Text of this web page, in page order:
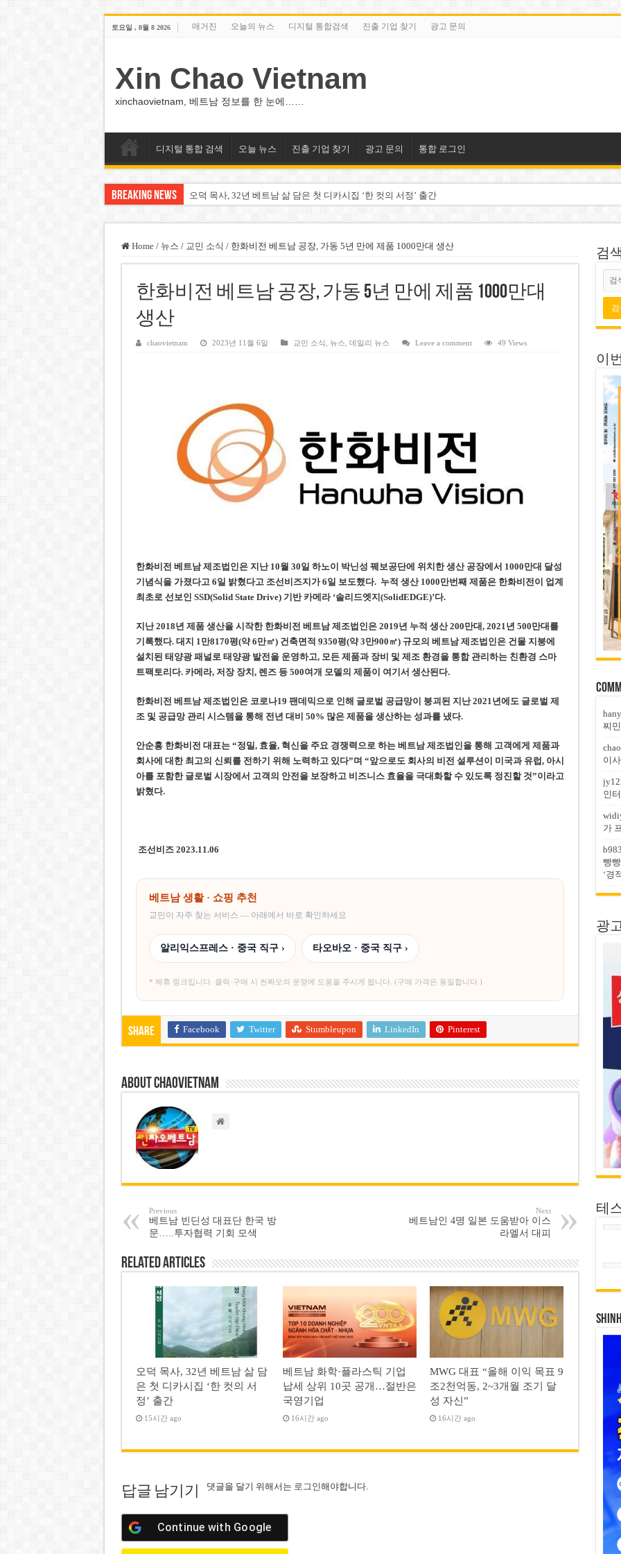
토요일 , 8월 8 2026 매거진 오늘의 뉴스 디지털 통합검색 진출 기업 찾기 광고 문의
Xin Chao Vietnam
xinchaovietnam, 베트남 정보를 한 눈에……
디지털 통합 검색 오늘 뉴스 진출 기업 찾기 광고 문의 통합 로그인
Breaking News 오덕 목사, 32년 베트남 삶 담은 첫 디카시집 ‘한 컷의 서정’ 출간
MWG 대표 “올해 이익 목표 9조2천억동, 2~3개월 조기 달성 자신”
FIFA 인판티노 회장, 유럽 축구계·북미 정치권 불신임 압박 직면
미화원 쪽방 휴게실 논란…허리도 못 펴는 열악한 환경
우크라이나 전황 1,623일: 키이우, 탄도미사일 요격 실패…드론, 모스크바 집중 공격
조세심판원, 배우 유연석 30억 세금 불복 청구 기각
Home / 뉴스 / 교민 소식 / 한화비전 베트남 공장, 가동 5년 만에 제품 1000만대 생산
한화비전 베트남 공장, 가동 5년 만에 제품 1000만대
생산
chaovietnam 2023년 11월 6일 교민 소식 뉴스 데일리 뉴스 Leave a comment 49 Views
한화비전 베트남 제조법인은 지난 10월 30일 하노이 박닌성 꿰보공단에 위치한 생산 공장에서 1000만대 달성
기념식을 가졌다고 6일 밝혔다고 조선비즈지가 6일 보도했다. 누적 생산 1000만번째 제품은 한화비전이 업계
최초로 선보인 SSD(Solid State Drive) 기반 카메라 ‘솔리드엣지(SolidEDGE)’다.
지난 2018년 제품 생산을 시작한 한화비전 베트남 제조법인은 2019년 누적 생산 200만대, 2021년 500만대를
기록했다. 대지 1만8170평(약 6만㎡) 건축면적 9350평(약 3만900㎡) 규모의 베트남 제조법인은 건물 지붕에
설치된 태양광 패널로 태양광 발전을 운영하고, 모든 제품과 장비 및 제조 환경을 통합 관리하는 친환경 스마
트팩토리다. 카메라, 저장 장치, 렌즈 등 500여개 모델의 제품이 여기서 생산된다.
한화비전 베트남 제조법인은 코로나19 팬데믹으로 인해 글로벌 공급망이 붕괴된 지난 2021년에도 글로벌 제
조 및 공급망 관리 시스템을 통해 전년 대비 50% 많은 제품을 생산하는 성과를 냈다.
안순홍 한화비전 대표는 “정밀, 효율, 혁신을 주요 경쟁력으로 하는 베트남 제조법인을 통해 고객에게 제품과
회사에 대한 최고의 신뢰를 전하기 위해 노력하고 있다”며 “앞으로도 회사의 비전 설루션이 미국과 유럽, 아시
아를 포함한 글로벌 시장에서 고객의 안전을 보장하고 비즈니스 효율을 극대화할 수 있도록 정진할 것”이라고
밝혔다.
조선비즈 2023.11.06
베트남 생활 · 쇼핑 추천
교민이 자주 찾는 서비스 — 아래에서 바로 확인하세요
알리익스프레스 · 중국 직구 › 타오바오 · 중국 직구 ›
* 제휴 링크입니다. 클릭·구매 시 씬짜오의 운영에 도움을 주시게 됩니다. (구매 가격은 동일합니다.)
Share Facebook Twitter Stumbleupon LinkedIn Pinterest
About chaovietnam
Previous
베트남 빈딘성 대표단 한국 방
문…..투자협력 기회 모색
Next
베트남인 4명 일본 도움받아 이스
라엘서 대피
Related Articles
오덕 목사, 32년 베트남 삶 담
은 첫 디카시집 ‘한 컷의 서
정’ 출간
15시간 ago
베트남 화학·플라스틱 기업
납세 상위 10곳 공개…절반은
국영기업
16시간 ago
MWG 대표 “올해 이익 목표 9
조2천억동, 2~3개월 조기 달
성 자신”
16시간 ago
답글 남기기 댓글을 달기 위해서는 로그인해야합니다.
Continue with Google
검
이
찌
이
인
가
빵
‘경
광
테